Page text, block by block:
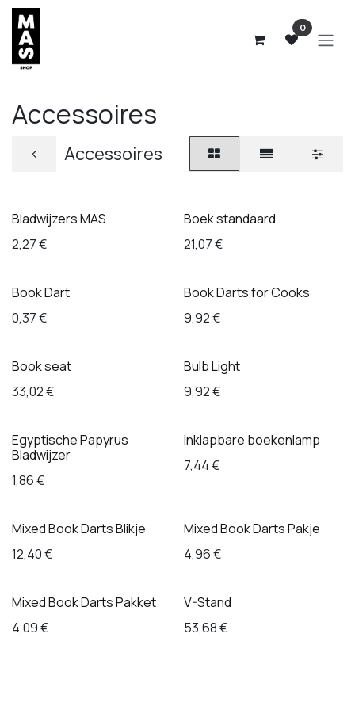
Overslaan naar inhoud
0
Accessoires
Accessoires
Bladwijzers MAS
2,27€
Boek standaard
21,07€
Book Dart
0,37€
Book Darts for Cooks
9,92€
Book seat
33,02€
Bulb Light
9,92€
Egyptische Papyrus
Bladwijzer
1,86€
Inklapbare boekenlamp
7,44€
Mixed Book Darts Blikje
12,40€
Mixed Book Darts Pakje
4,96€
Mixed Book Darts Pakket
4,09€
V-Stand
53,68€